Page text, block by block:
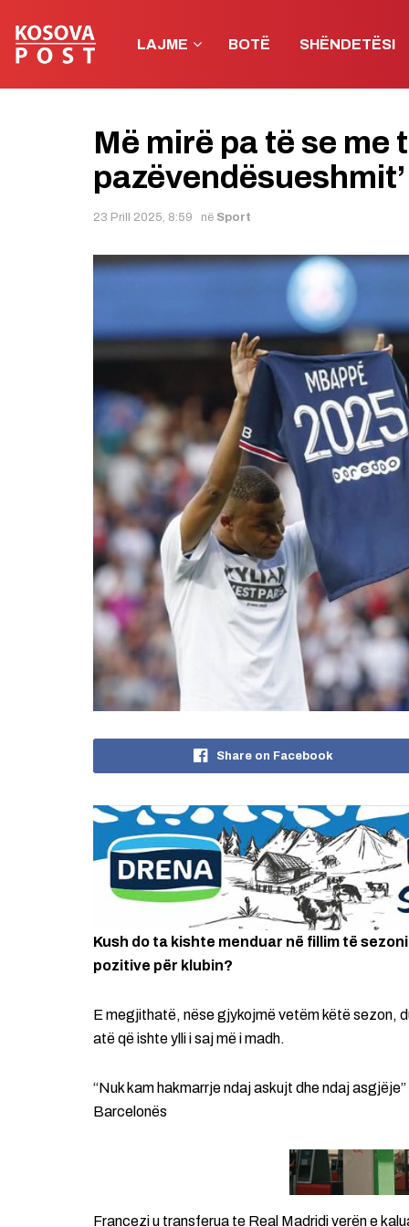
LAJME BOTË SHËNDETËSI
Më mirë pa të se me
23 Prill 2025, 8:59 në Sport
Share on Facebook
Kush do ta kishte menduar në fillim të
pozitive për klubin?
E megjithatë, nëse gjykojmë vetëm këtë sezon,
atë që ishte ylli i saj më i madh.
“Nuk kam hakmarrje ndaj askujt dhe ndaj
Barcelonës
Francezi u transferua te Real Madridi verën e